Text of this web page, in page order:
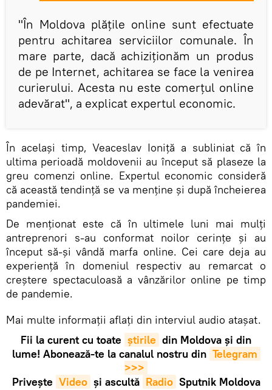
"În Moldova plățile online sunt efectuate
pentru achitarea serviciilor comunale. În
mare parte, dacă achiziționăm un produs
de pe Internet, achitarea se face la venirea
curierului. Acesta nu este comerțul online
adevărat", a explicat expertul economic.
În același timp, Veaceslav Ioniță a subliniat că în
ultima perioadă moldovenii au început să plaseze la
greu comenzi online. Expertul economic consideră
că această tendință se va menține și după încheierea
pandemiei.
De menționat este că în ultimele luni mai mulți
antreprenori s-au conformat noilor cerințe și au
început să-și vândă marfa online. Cei care deja au
experiență în domeniul respectiv au remarcat o
creștere spectaculoasă a vânzărilor online pe timp
de pandemie.
Mai multe informații aflați din interviul audio atașat.
Fii la curent cu toate știrile din Moldova și din
lume! Abonează-te la canalul nostru din Telegram
>>>
Privește Video și ascultă Radio Sputnik Moldova